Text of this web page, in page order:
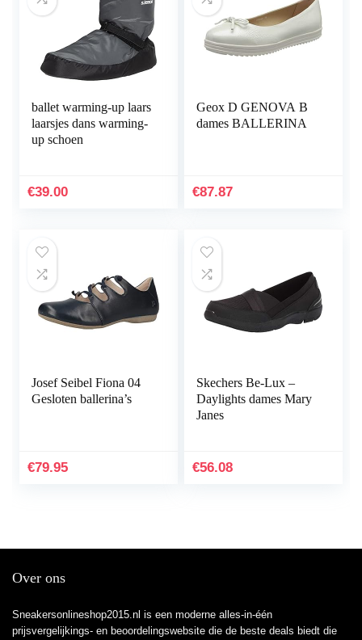
ballet warming-up laars
laarsjes dans warming-
up schoen
€39.00
Geox D GENOVA B
dames BALLERINA
€87.87
Josef Seibel Fiona 04
Gesloten ballerina’s
€79.95
Skechers Be-Lux –
Daylights dames Mary
Janes
€56.08
Over ons
Sneakersonlineshop2015.nl is een moderne alles-in-één
prijsvergelijkings- en beoordelingswebsite die de beste deals biedt die